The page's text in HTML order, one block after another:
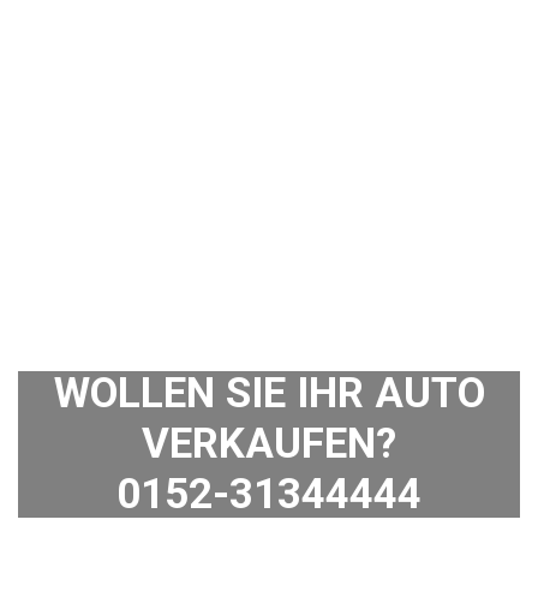
WOLLEN SIE IHR AUTO
VERKAUFEN?
0152-31344444